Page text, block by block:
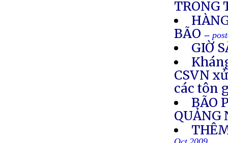
TRONG
BÃO --
GIỜ
CSVN
các tôn
BÃO
QUẢNG